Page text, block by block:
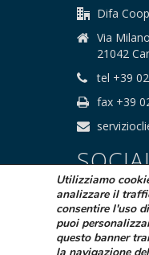
Difa
Via
21042
tel +39
fax +39
Utilizziamo
analizzare il
consentire l'uso
puoi
questo banner